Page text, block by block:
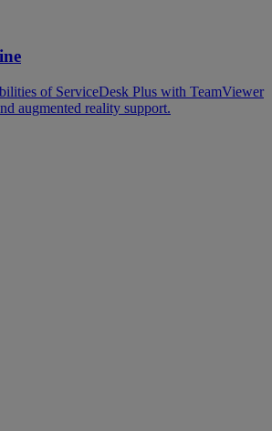
of ServiceDesk Plus with TeamViewer
augmented reality support.